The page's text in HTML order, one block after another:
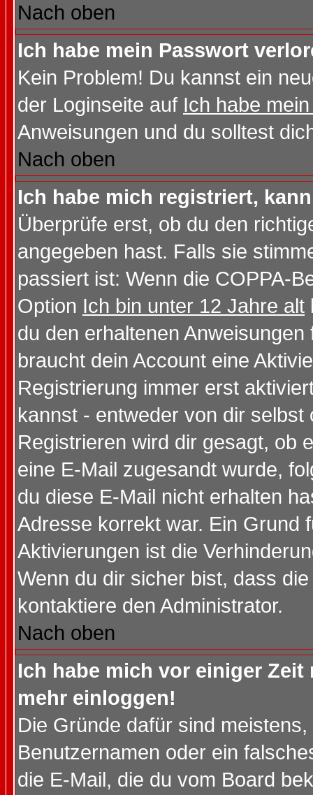
Nach oben
Ich habe mein Passwort
Kein Problem! Du kannst ein
der Loginseite auf Ich habe
Anweisungen und du solltest
Nach oben
Ich habe mich registriert,
Überprüfe erst, ob du den
angegeben hast. Falls sie
passiert ist: Wenn die COPPA-
Option Ich bin unter 12 Jahre alt
du den erhaltenen
braucht dein Account eine
Registrierung immer erst
kannst - entweder von dir selbst
Registrieren wird dir gesagt, ob
eine E-Mail zugesandt wurde,
du diese E-Mail nicht erhalten
Adresse korrekt war. Ein Grund
Aktivierungen ist die
Wenn du dir sicher bist, dass
kontaktiere den Administrator.
Nach oben
Ich habe mich vor einiger
mehr einloggen!
Die Gründe dafür sind
Benutzernamen oder ein
die E-Mail, die du vom Board